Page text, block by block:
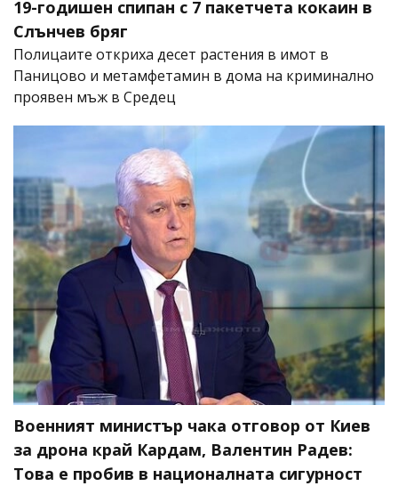
19-годишен спипан с 7 пакетчета кокаин в
Слънчев бряг
Полицаите откриха десет растения в имот в
Паницово и метамфетамин в дома на криминално
проявен мъж в Средец
Военният министър чака отговор от Киев
за дрона край Кардам, Валентин Радев:
Това е пробив в националната сигурност